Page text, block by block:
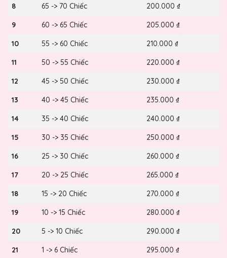
8 65 -> 70 Chiếc 200.000 ₫
9 60 -> 65 Chiếc 205.000 ₫
10 55 -> 60 Chiếc 210.000 ₫
11 50 -> 55 Chiếc 220.000 ₫
12 45 -> 50 Chiếc 230.000 ₫
13 40 -> 45 Chiếc 235.000 ₫
14 35 -> 40 Chiếc 240.000 ₫
15 30 -> 35 Chiếc 250.000 ₫
16 25 -> 30 Chiếc 260.000 ₫
17 20 -> 25 Chiếc 265.000 ₫
18 15 -> 20 Chiếc 270.000 ₫
19 10 -> 15 Chiếc 280.000 ₫
20 5 -> 10 Chiếc 290.000 ₫
21 1 -> 6 Chiếc 295.000 ₫